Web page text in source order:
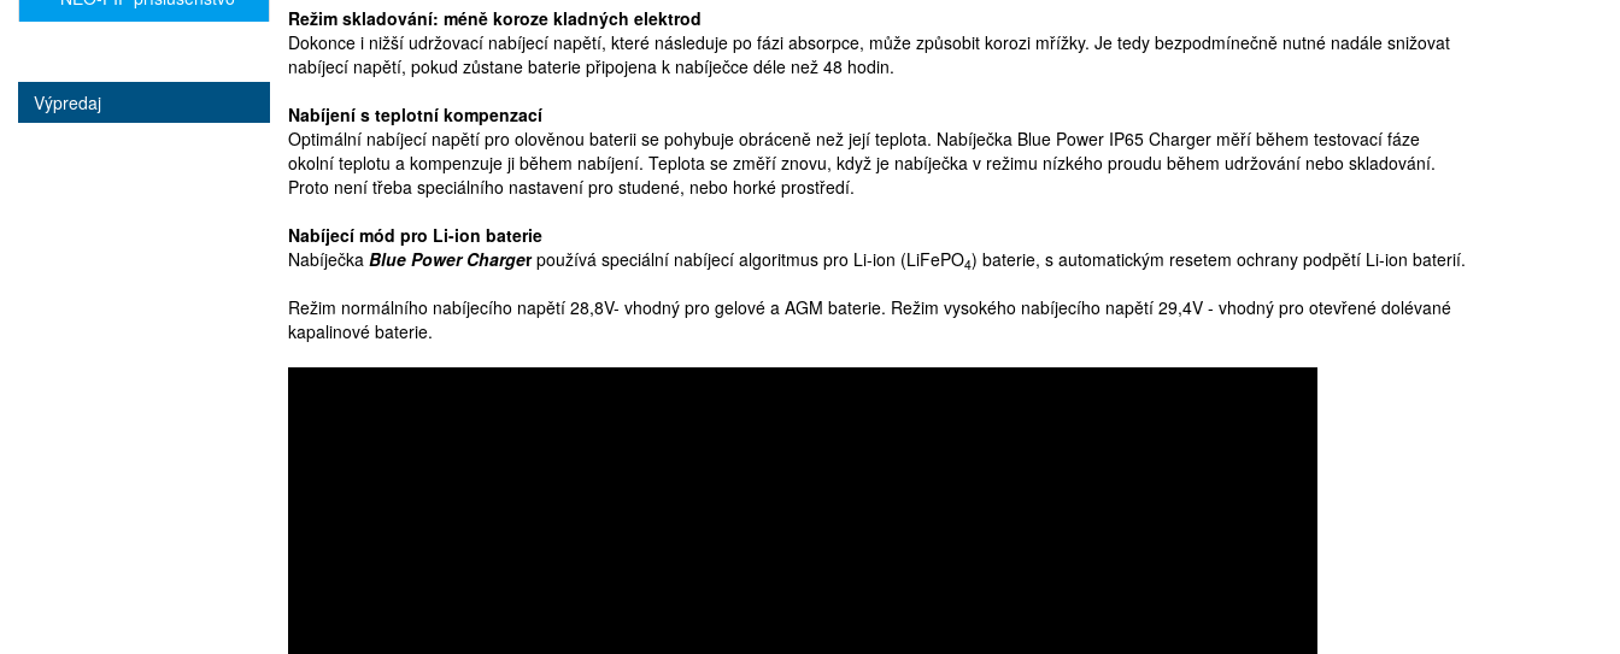
Výpredaj
Režim skladování: méně koroze kladných elektrod
Dokonce i nižší udržovací nabíjecí napětí, které následuje po fázi absorpce, může způsobit korozi mřížky. Je tedy bezpodmínečně nutné nadále snižovat
nabíjecí napětí, pokud zůstane baterie připojena k nabíječce déle než 48 hodin.
Nabíjení s teplotní kompenzací
Optimální nabíjecí napětí pro olověnou baterii se pohybuje obráceně než její teplota. Nabíječka Blue Power IP65 Charger měří během testovací fáze
okolní teplotu a kompenzuje ji během nabíjení. Teplota se změří znovu, když je nabíječka v režimu nízkého proudu během udržování nebo skladování.
Proto není třeba speciálního nastavení pro studené, nebo horké prostředí.
Nabíjecí mód pro Li-ion baterie
Nabíječka Blue Power Chargerpoužívá speciální nabíjecí algoritmus pro Li-ion (LiFePO4) baterie, s automatickým resetem ochrany podpětí Li-ion baterií.
Režim normálního nabíjecího napětí 28,8V- vhodný pro gelové a AGM baterie. Režim vysokého nabíjecího napětí 29,4V - vhodný pro otevřené dolévané
kapalinové baterie.